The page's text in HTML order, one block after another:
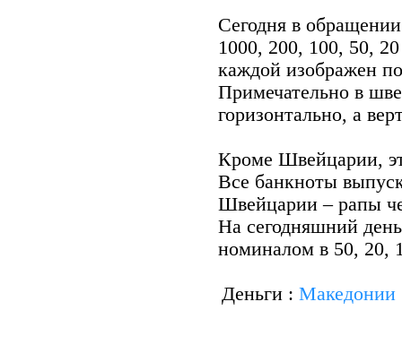
Сегодня в
1000, 200, 100, 50,
каждой изображен
Примечательно в
горизонтально, а
Кроме Швейцарии,
Все банкноты
Швейцарии – рапы
На сегодняшний
номиналом в 50, 20,
Деньги : Македонии